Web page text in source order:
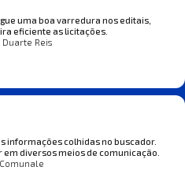
uma boa varredura nos editais,
eficiente as licitações.
Duarte Reis
informações colhidas no buscador.
diversos meios de comunicação.